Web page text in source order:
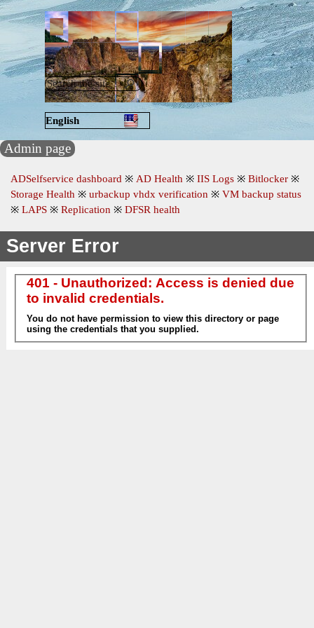
Go to content
Skip menu
English
Admin page
ADSelfservice dashboard ※ AD Health ※ IIS Logs ※ Bitlocker ※
Storage Health ※ urbackup vhdx verification ※ VM backup status
※ LAPS ※ Replication ※ DFSR health